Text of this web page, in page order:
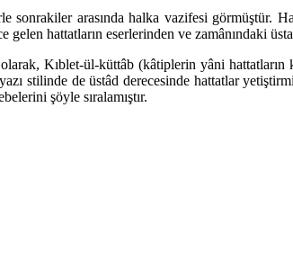
arasında halka vazifesi görmüştür.
hattatların eserlerinden ve zamânındaki
Kıblet-ül-küttâb (kâtiplerin yâni
stilinde de üstâd derecesinde hattatlar
şöyle sıralamıştır.